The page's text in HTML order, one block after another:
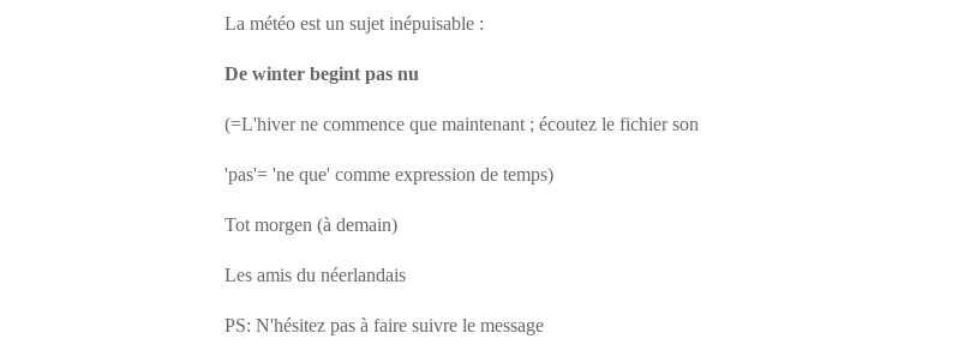
La météo est un sujet inépuisable :
De winter begint pas nu
(=L'hiver ne commence que maintenant ; écoutez le fichier son
'pas'= 'ne que' comme expression de temps)
Tot morgen (à demain)
Les amis du néerlandais
PS: N'hésitez pas à faire suivre le message